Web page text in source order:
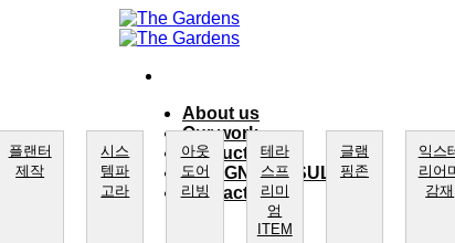
About us
Our work
product
DESIGN CONSULTING
Contact Us
플랜터
제작
시스
템파
고라
아웃
도어
리빙
테라
스프
리미
엄
ITEM
글램
핑존
익스
리어
감재